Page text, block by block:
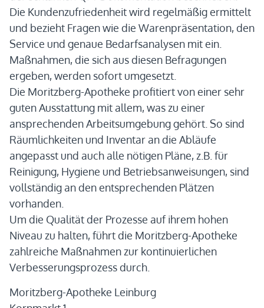
Die Kundenzufriedenheit wird regelmäßig ermittelt
und bezieht Fragen wie die Warenpräsentation, den
Service und genaue Bedarfsanalysen mit ein.
Maßnahmen, die sich aus diesen Befragungen
ergeben, werden sofort umgesetzt.
Die Moritzberg-Apotheke profitiert von einer sehr
guten Ausstattung mit allem, was zu einer
ansprechenden Arbeitsumgebung gehört. So sind
Räumlichkeiten und Inventar an die Abläufe
angepasst und auch alle nötigen Pläne, z.B. für
Reinigung, Hygiene und Betriebsanweisungen, sind
vollständig an den entsprechenden Plätzen
vorhanden.
Um die Qualität der Prozesse auf ihrem hohen
Niveau zu halten, führt die Moritzberg-Apotheke
zahlreiche Maßnahmen zur kontinuierlichen
Verbesserungsprozess durch.
Moritzberg-Apotheke Leinburg